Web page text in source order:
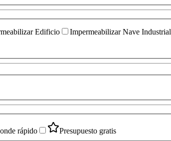
Edificio Impermeabilizar Nave Industrial
rápido Presupuesto gratis